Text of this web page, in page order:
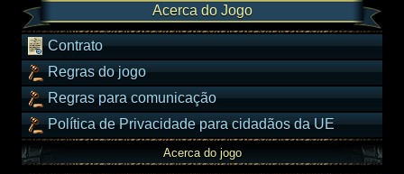
Acerca do Jogo
Contrato
Regras do jogo
Regras para comunicação
Política de Privacidade para cidadãos da UE
Acerca do jogo